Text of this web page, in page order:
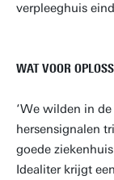
verpleeghuis
WAT VOOR
‘We wilden in
hersensignalen
goede
Idealiter krijgt